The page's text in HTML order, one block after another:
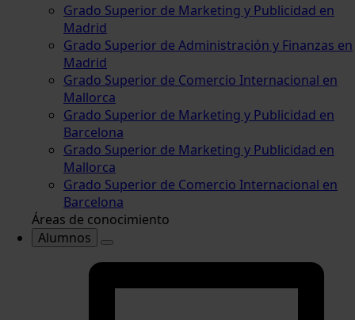
Grado Superior de Marketing y Publicidad en
Madrid
Grado Superior de Administración y Finanzas en
Madrid
Grado Superior de Comercio Internacional en
Mallorca
Grado Superior de Marketing y Publicidad en
Barcelona
Grado Superior de Marketing y Publicidad en
Mallorca
Grado Superior de Comercio Internacional en
Barcelona
Áreas de conocimiento
Alumnos